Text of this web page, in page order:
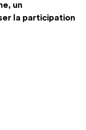
un
la participation